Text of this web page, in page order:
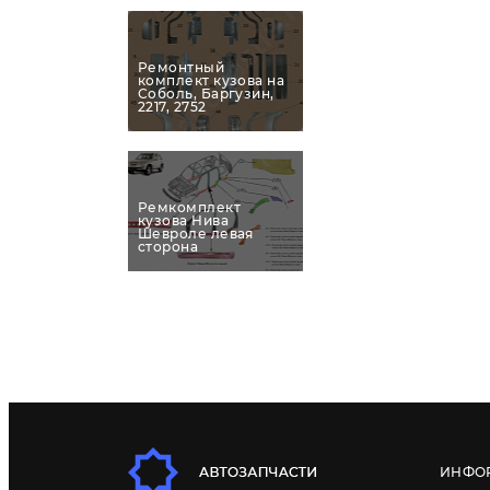
Ремонтный
комплект кузова на
Соболь, Баргузин,
2217, 2752
Ремкомплект
кузова Нива
Шевроле левая
сторона